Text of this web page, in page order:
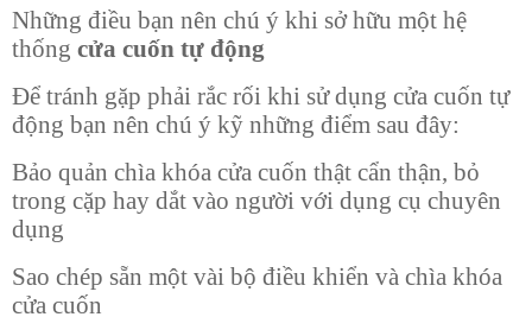
Những điều bạn nên chú ý khi sở hữu một hệ
thống cửa cuốn tự động
Để tránh gặp phải rắc rối khi sử dụng cửa cuốn tự
động bạn nên chú ý kỹ những điểm sau đây:
Bảo quản chìa khóa cửa cuốn thật cẩn thận, bỏ
trong cặp hay dắt vào người với dụng cụ chuyên
dụng
Sao chép sẵn một vài bộ điều khiển và chìa khóa
cửa cuốn